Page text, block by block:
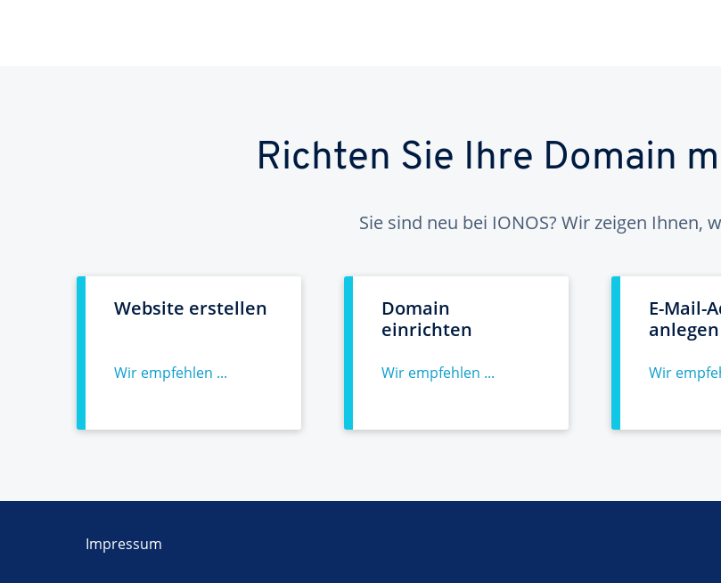
Richten Sie Ihre Domain
Sie sind neu bei IONOS? Wir zeigen Ihnen,
Website erstellen
Wir empfehlen ...
Domain
einrichten
Wir empfehlen ...
E-Mail-
anlegen
Wir
Impressum